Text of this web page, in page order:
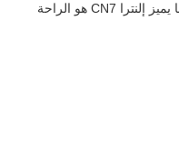
وراحة. مميزات هيونداي إلنترا CN7 أول ما يميز إلنترا CN7 هو الراحة